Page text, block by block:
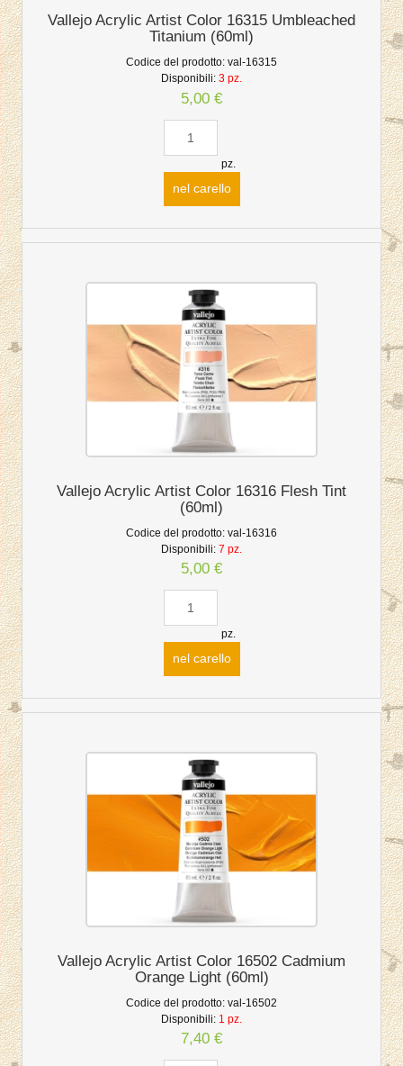
Vallejo Acrylic Artist Color 16315 Umbleached
Titanium (60ml)
Codice del prodotto: val-16315
Disponibili: 3 pz.
5,00 €
pz.
nel carello
Vallejo Acrylic Artist Color 16316 Flesh Tint
(60ml)
Codice del prodotto: val-16316
Disponibili: 7 pz.
5,00 €
pz.
nel carello
Vallejo Acrylic Artist Color 16502 Cadmium
Orange Light (60ml)
Codice del prodotto: val-16502
Disponibili: 1 pz.
7,40 €